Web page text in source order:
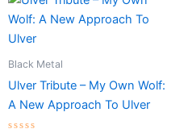
Black Metal
Ulver Tribute – My Own Wolf:
A New Approach To Ulver